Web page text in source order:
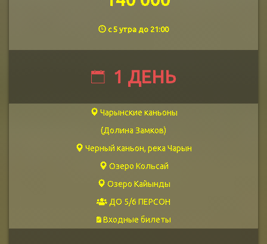
с 5 утра до 21:00
1 ДЕНЬ
Чарынские каньоны
(Долина Замков)
Черный каньон, река Чарын
Озеро Кольсай
Озеро Кайынды
ДО 5/6 ПЕРСОН
Входные билеты